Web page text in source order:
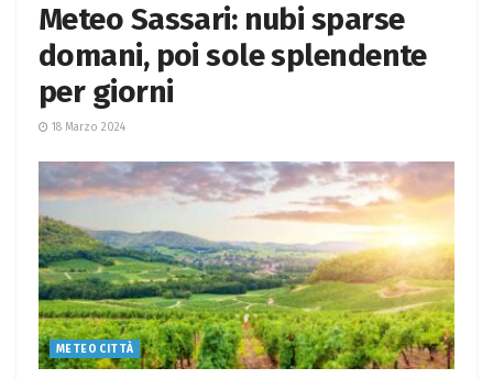
Meteo Sassari: nubi sparse
domani, poi sole splendente
per giorni
18 Marzo 2024
METEO CITTÀ